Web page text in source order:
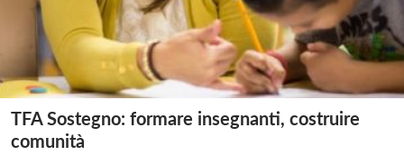
TFA Sostegno: formare insegnanti, costruire
comunità